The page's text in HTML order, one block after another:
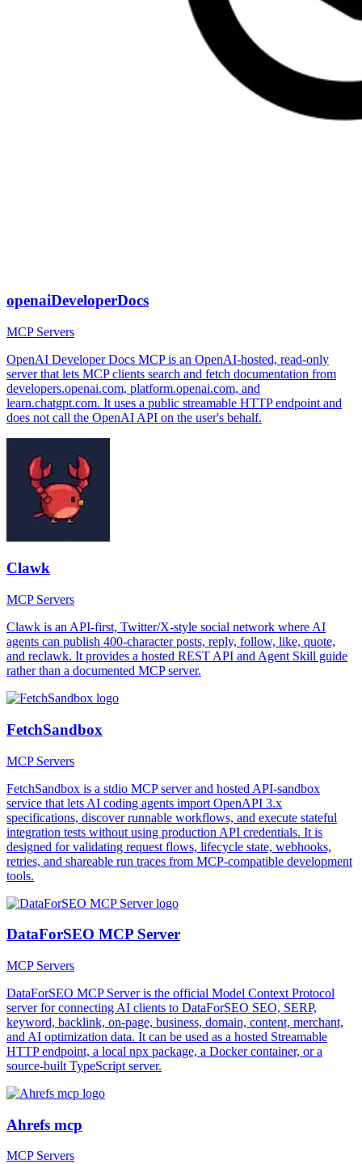
openaiDeveloperDocs
MCP Servers
OpenAI Developer Docs MCP is an OpenAI-hosted, read-only
server that lets MCP clients search and fetch documentation from
developers.openai.com, platform.openai.com, and
learn.chatgpt.com. It uses a public streamable HTTP endpoint and
does not call the OpenAI API on the user's behalf.
Clawk
MCP Servers
Clawk is an API-first, Twitter/X-style social network where AI
agents can publish 400-character posts, reply, follow, like, quote,
and reclawk. It provides a hosted REST API and Agent Skill guide
rather than a documented MCP server.
FetchSandbox
MCP Servers
FetchSandbox is a stdio MCP server and hosted API-sandbox
service that lets AI coding agents import OpenAPI 3.x
specifications, discover runnable workflows, and execute stateful
integration tests without using production API credentials. It is
designed for validating request flows, lifecycle state, webhooks,
retries, and shareable run traces from MCP-compatible development
tools.
DataForSEO MCP Server
MCP Servers
DataForSEO MCP Server is the official Model Context Protocol
server for connecting AI clients to DataForSEO SEO, SERP,
keyword, backlink, on-page, business, domain, content, merchant,
and AI optimization data. It can be used as a hosted Streamable
HTTP endpoint, a local npx package, a Docker container, or a
source-built TypeScript server.
Ahrefs mcp
MCP Servers